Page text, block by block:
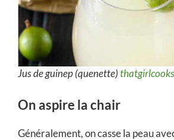
Jus de guinep (quenette)
On aspire la chair
Généralement, on casse la peau